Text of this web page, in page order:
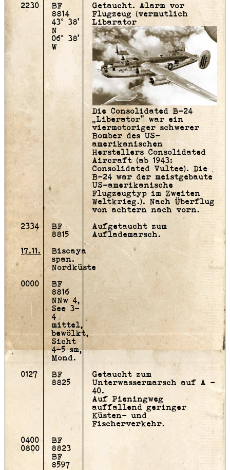
2230
BF
8814
43° 38'
N
06° 38'
W
Getaucht. Alarm vor
Flugzeug (vermutlich
Libarator
Die Consolidated B-24
„Liberator“ war ein
viermotoriger schwerer
Bomber des US-
amerikanischen
Herstellers Consolidated
Aircraft (ab 1943:
Consolidated Vultee). Die
B-24 war der meistgebaute
US-amerikanische
Flugzeugtyp im Zweiten
Weltkrieg.). Nach Überflug
von achtern nach vorn.
2334
BF
8815
Aufgetaucht zum
Auflademarsch.
17.11.
Biscaya
span.
Nordküste
0000
BF
8816
NNw 4,
See 3-
4
mittel,
bewölkt,
Sicht
4-5 sm,
Mond.
0127
BF
8825
Getaucht zum
Unterwassermarsch auf A -
40.
Auf Pieningweg
auffallend geringer
Küsten- und
Fischerverkehr.
0400
0800
BF
8823
BF
8597